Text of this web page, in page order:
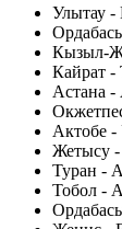
Улытау -
Кызыл-
Кайрат -
Астана -
Актобе -
Жетысу
Туран -
Тобол -